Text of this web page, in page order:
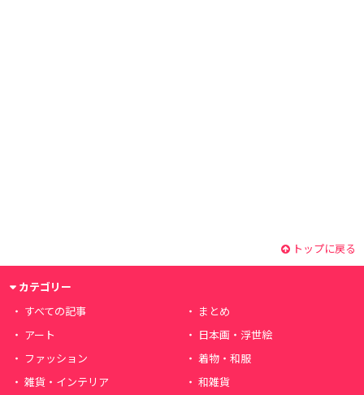
トップに戻る
カテゴリー
すべての記事
まとめ
アート
日本画・浮世絵
ファッション
着物・和服
雑貨・インテリア
和雑貨